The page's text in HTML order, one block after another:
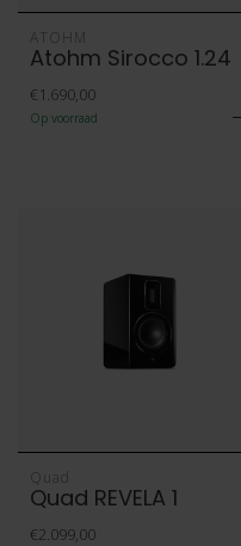
ATOHM
Atohm Sirocco 1.24
€1.690,00
Op voorraad
Quad
Quad REVELA 1
€2.099,00